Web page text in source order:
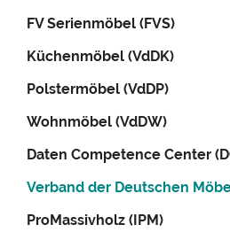
FV Serienmöbel (FVS)
Küchenmöbel (VdDK)
Polstermöbel (VdDP)
Wohnmöbel (VdDW)
Daten Competence Center
Verband der Deutschen
ProMassivholz (IPM)